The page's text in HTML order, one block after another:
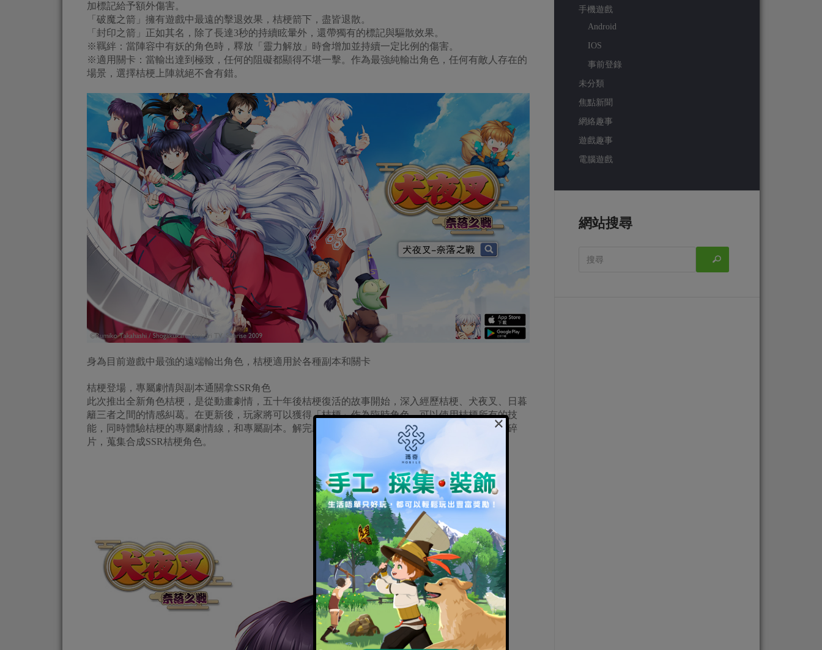
加標記給予額外傷害。
「破魔之箭」擁有遊戲中最遠的擊退效果，桔梗箭下，盡皆退散。
「封印之箭」正如其名，除了長達3秒的持續眩暈外，還帶獨有的標記與驅散效果。
※羈絆：當陣容中有妖的角色時，釋放「靈力解放」時會增加並持續一定比例的傷害。
※適用關卡：當輸出達到極致，任何的阻礙都顯得不堪一擊。作為最強純輸出角色，任何有敵人存在的
場景，選擇桔梗上陣就絕不會有錯。
身為目前遊戲中最強的遠端輸出角色，桔梗適用於各種副本和關卡
桔梗登場，專屬劇情與副本通關拿SSR角色
此次推出全新角色桔梗，是從動畫劇情，五十年後桔梗復活的故事開始，深入經歷桔梗、犬夜叉、日暮
籬三者之間的情感糾葛。在更新後，玩家將可以獲得「桔梗」作為臨時角色，可以使用桔梗所有的技
能，同時體驗桔梗的專屬劇情線，和專屬副本。解完劇情線任務、通關完副本後，就可以獲得桔梗碎
片，蒐集合成SSR桔梗角色。
手機遊戲
Android
IOS
事前登錄
未分類
焦點新聞
網絡趣事
遊戲趣事
電腦遊戲
網站搜尋
×